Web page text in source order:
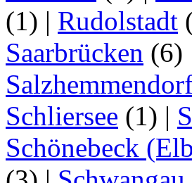
(1) | Rudolstadt
Saarbrücken (6)
Schliersee (1) |
Schönebeck